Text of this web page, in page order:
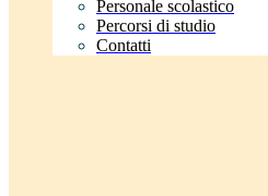
Personale scolastico
Percorsi di studio
Contatti